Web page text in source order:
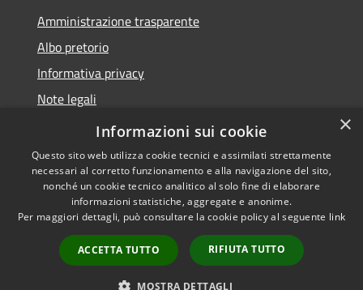
Amministrazione trasparente
Albo pretorio
Informativa privacy
Note legali
Dichiarazione di accessibilità
Accessibilità
Copyright © 2026 • Comune di
Busnago • Powered by
Municipium•
Accesso
redazione
×
Informazioni sui cookie
Questo sito web utilizza cookie tecnici e assimilati strettamente
necessari al corretto funzionamento e alla navigazione del sito,
nonché un cookie tecnico analitico al solo fine di elaborare
informazioni statistiche, aggregate e anonime.
Per maggiori dettagli, può consultare la cookie policy al seguente link
ACCETTA TUTTO RIFIUTA TUTTO
MOSTRA DETTAGLI